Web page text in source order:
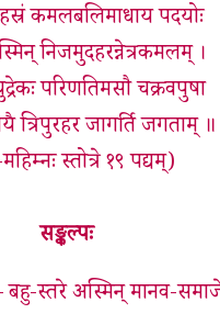
कमलबलिमाधाय पदयोः
निजमुदहरन्नेत्रकमलम् ।
परिणतिमसौ चक्रवपुषा
त्रिपुरहर जागर्ति जगताम् ॥
स्तोत्रे १९ पद्यम्)
सङ्कल्पः
– बहु-स्तरे अस्मिन् मानव-